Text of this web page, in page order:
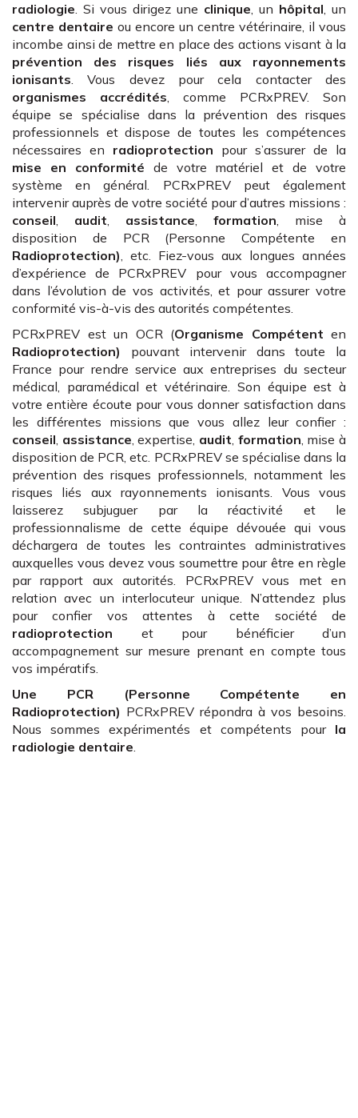
radiologie. Si vous dirigez une clinique, un hôpital, un
centre dentaire ou encore un centre vétérinaire, il vous
incombe ainsi de mettre en place des actions visant à la
prévention des risques liés aux rayonnements
ionisants. Vous devez pour cela contacter des
organismes accrédités, comme PCRxPREV. Son
équipe se spécialise dans la prévention des risques
professionnels et dispose de toutes les compétences
nécessaires en radioprotection pour s’assurer de la
mise en conformité de votre matériel et de votre
système en général. PCRxPREV peut également
intervenir auprès de votre société pour d’autres missions :
conseil, audit, assistance, formation, mise à
disposition de PCR (Personne Compétente en
Radioprotection), etc. Fiez-vous aux longues années
d’expérience de PCRxPREV pour vous accompagner
dans l’évolution de vos activités, et pour assurer votre
conformité vis-à-vis des autorités compétentes.
PCRxPREV est un OCR (Organisme Compétent en
Radioprotection) pouvant intervenir dans toute la
France pour rendre service aux entreprises du secteur
médical, paramédical et vétérinaire. Son équipe est à
votre entière écoute pour vous donner satisfaction dans
les différentes missions que vous allez leur confier :
conseil, assistance, expertise, audit, formation, mise à
disposition de PCR, etc. PCRxPREV se spécialise dans la
prévention des risques professionnels, notamment les
risques liés aux rayonnements ionisants. Vous vous
laisserez subjuguer par la réactivité et le
professionnalisme de cette équipe dévouée qui vous
déchargera de toutes les contraintes administratives
auxquelles vous devez vous soumettre pour être en règle
par rapport aux autorités. PCRxPREV vous met en
relation avec un interlocuteur unique. N’attendez plus
pour confier vos attentes à cette société de
radioprotection et pour bénéficier d’un
accompagnement sur mesure prenant en compte tous
vos impératifs.
Une PCR (Personne Compétente en
Radioprotection) PCRxPREV répondra à vos besoins.
Nous sommes expérimentés et compétents pour la
radiologie dentaire.